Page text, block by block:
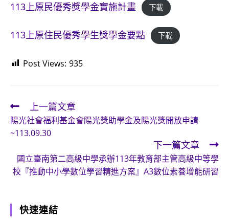
113上原民優秀獎學金實施計畫
下載
113上原住民優秀學生獎學金要點 下載
Post Views: 935
Read
more
articles
上一篇文章
陽光社會福利基金會陽光獎助學金及陽光獎開放申請
~113.09.30
下一篇文章
國立臺南第二高級中學承辦113年教育部主管高級中等學
校『推動中小學數位學習精進方案』A3數位素養增能研習
快速連結